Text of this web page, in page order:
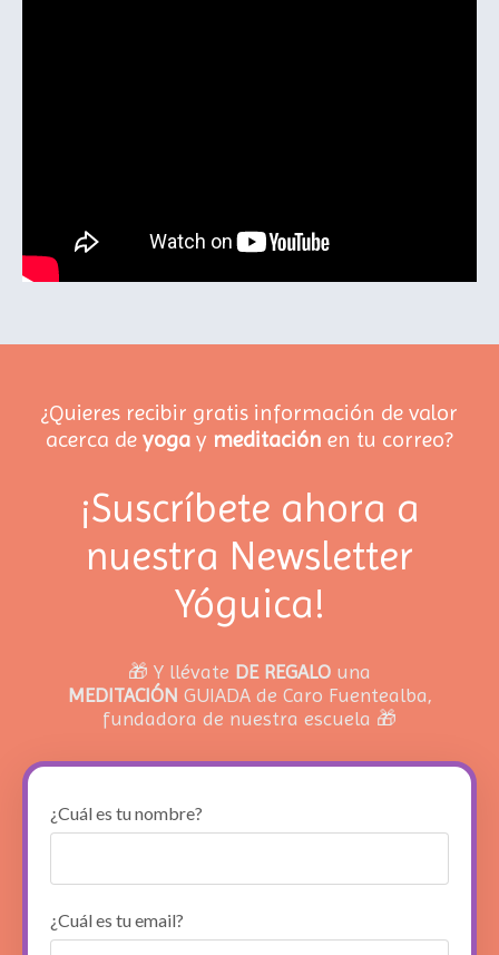
¿Quieres recibir gratis información de valor
acerca de yoga y meditación en tu correo?
¡Suscríbete ahora a
nuestra Newsletter
Yóguica!
🎁 Y llévate DE REGALO una
MEDITACIÓN GUIADA de Caro Fuentealba,
fundadora de nuestra escuela 🎁
¿Cuál es tu nombre?
¿Cuál es tu email?